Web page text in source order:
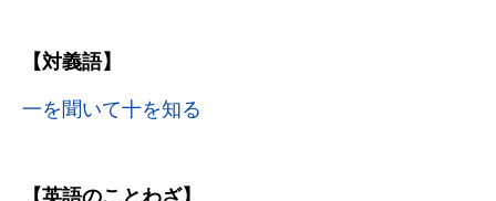
【対義語】
一を聞いて十を知る
【英語のことわざ】